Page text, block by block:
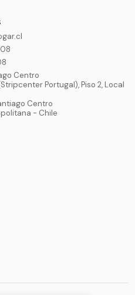
Centro
Portugal), Piso 2, Local
Centro
- Chile